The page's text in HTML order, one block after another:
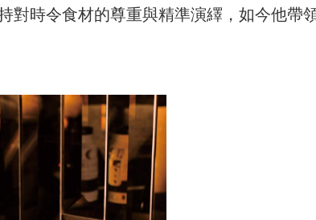
對時令食材的尊重與精準演繹，如今他帶